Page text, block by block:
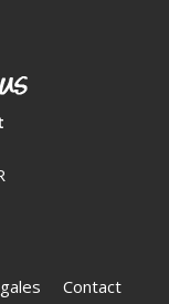
Contact